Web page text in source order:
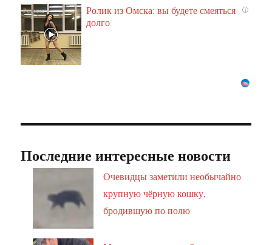
i
Ролик из Омска: вы будете смеяться
долго
Последние интересные новости
Очевидцы заметили необычайно
крупную чёрную кошку,
бродившую по полю